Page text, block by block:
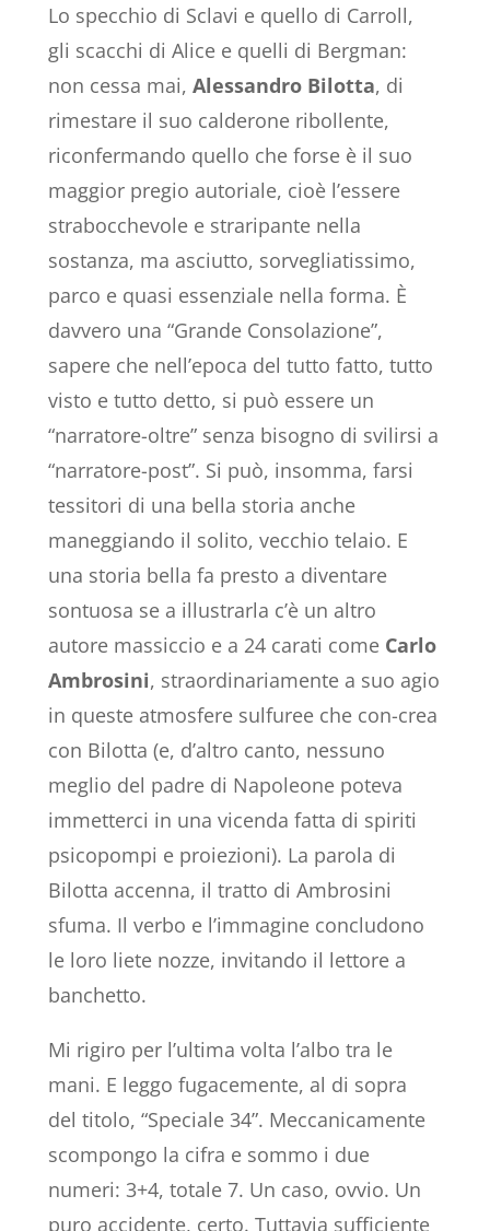
Lo specchio di Sclavi e quello di Carroll,
gli scacchi di Alice e quelli di Bergman:
non cessa mai, Alessandro Bilotta, di
rimestare il suo calderone ribollente,
riconfermando quello che forse è il suo
maggior pregio autoriale, cioè l’essere
strabocchevole e straripante nella
sostanza, ma asciutto, sorvegliatissimo,
parco e quasi essenziale nella forma. È
davvero una “Grande Consolazione”,
sapere che nell’epoca del tutto fatto, tutto
visto e tutto detto, si può essere un
“narratore-oltre” senza bisogno di svilirsi a
“narratore-post”. Si può, insomma, farsi
tessitori di una bella storia anche
maneggiando il solito, vecchio telaio. E
una storia bella fa presto a diventare
sontuosa se a illustrarla c’è un altro
autore massiccio e a 24 carati come Carlo
Ambrosini, straordinariamente a suo agio
in queste atmosfere sulfuree che con-crea
con Bilotta (e, d’altro canto, nessuno
meglio del padre di Napoleone poteva
immetterci in una vicenda fatta di spiriti
psicopompi e proiezioni). La parola di
Bilotta accenna, il tratto di Ambrosini
sfuma. Il verbo e l’immagine concludono
le loro liete nozze, invitando il lettore a
banchetto.
Mi rigiro per l’ultima volta l’albo tra le
mani. E leggo fugacemente, al di sopra
del titolo, “Speciale 34”. Meccanicamente
scompongo la cifra e sommo i due
numeri: 3+4, totale 7. Un caso, ovvio. Un
puro accidente, certo. Tuttavia sufficiente